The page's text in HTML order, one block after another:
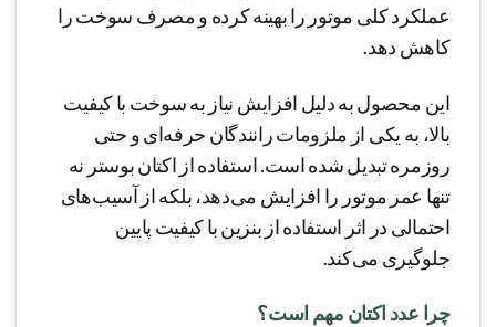
عملکرد کلی موتور را بهینه کرده و مصرف سوخت را
کاهش دهد.
این محصول به دلیل افزایش نیاز به سوخت با کیفیت
بالا، به یکی از ملزومات رانندگان حرفه‌ای و حتی
روزمره تبدیل شده است. استفاده از اکتان بوستر نه
تنها عمر موتور را افزایش می‌دهد، بلکه از آسیب‌های
احتمالی در اثر استفاده از بنزین با کیفیت پایین
جلوگیری می‌کند.
چرا عدد اکتان مهم است؟